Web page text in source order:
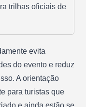
trilhas oficiais de
evita
do evento e reduz
A orientação
para turistas que
e ainda estão se